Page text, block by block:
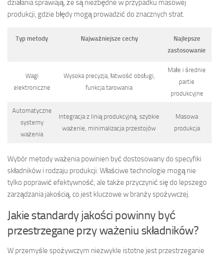
działania sprawiają, że są niezbędne w przypadku masowej
produkcji, gdzie błędy mogą prowadzić do znacznych strat.
Typ metody Najważniejsze cechy
Najlepsze
zastosowanie
Wagi
elektroniczne
Wysoka precyzja, łatwość obsługi,
funkcja tarowania
Małe i średnie
partie
produkcyjne
Automatyczne
systemy
ważenia
Integracja z linią produkcyjną, szybkie
ważenie, minimalizacja przestojów
Masowa
produkcja
Wybór metody ważenia powinien być dostosowany do specyfiki
składników i rodzaju produkcji. Właściwe technologie mogą nie
tylko poprawić efektywność, ale także przyczynić się do lepszego
zarządzania jakością, co jest kluczowe w branży spożywczej.
Jakie standardy jakości powinny być
przestrzegane przy ważeniu składników?
W przemyśle spożywczym niezwykle istotne jest przestrzeganie